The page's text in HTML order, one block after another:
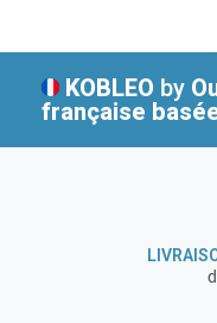
KOBLEO by
française